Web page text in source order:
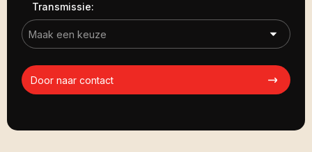
Transmissie:
Door naar contact